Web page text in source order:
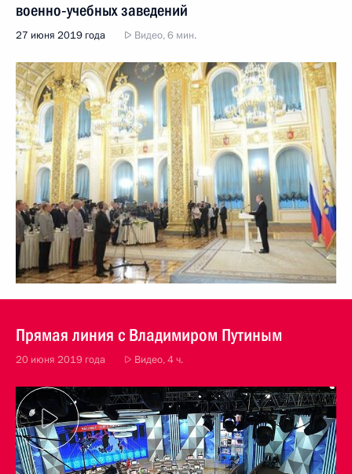
военно‑учебных заведений
27 июня 2019 года Видео, 6 мин.
Прямая линия с Владимиром Путиным
20 июня 2019 года Видео, 4 ч.